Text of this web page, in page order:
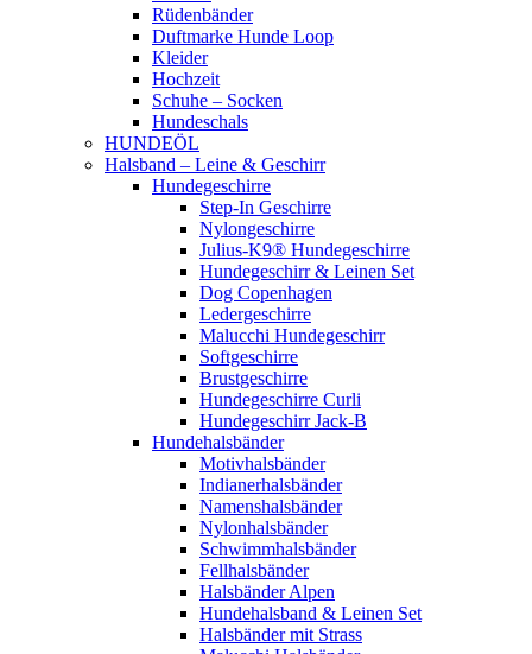
Rüdenbänder
Duftmarke Hunde Loop
Kleider
Hochzeit
Schuhe – Socken
Hundeschals
HUNDEÖL
Halsband – Leine & Geschirr
Hundegeschirre
Step-In Geschirre
Nylongeschirre
Julius-K9® Hundegeschirre
Hundegeschirr & Leinen Set
Dog Copenhagen
Ledergeschirre
Malucchi Hundegeschirr
Softgeschirre
Brustgeschirre
Hundegeschirre Curli
Hundegeschirr Jack-B
Hundehalsbänder
Motivhalsbänder
Indianerhalsbänder
Namenshalsbänder
Nylonhalsbänder
Schwimmhalsbänder
Fellhalsbänder
Halsbänder Alpen
Hundehalsband & Leinen Set
Halsbänder mit Strass